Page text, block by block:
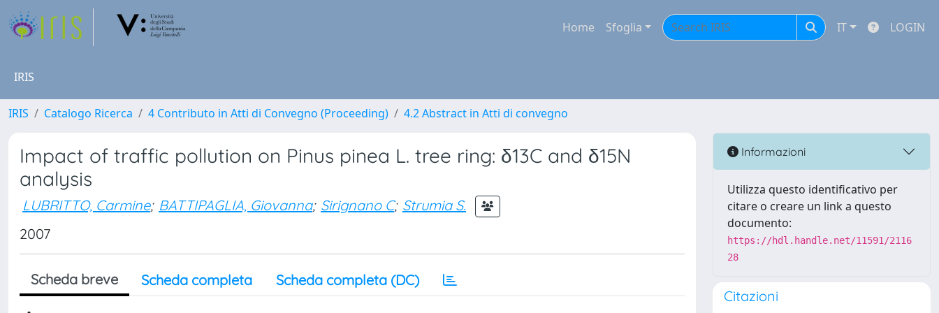
Home Sfoglia IT LOGIN
IRIS
IRIS Catalogo Ricerca 4 Contributo in Atti di Convegno (Proceeding) 4.2 Abstract in Atti di convegno
Impact of traffic pollution on Pinus pinea L. tree ring: δ13C and δ15N
analysis
LUBRITTO, Carmine; BATTIPAGLIA, Giovanna; Sirignano C; Strumia S.
2007
Scheda breve Scheda completa Scheda completa (DC)
Informazioni
Utilizza questo identificativo per
citare o creare un link a questo
documento:
https://hdl.handle.net/11591/2116
28
Citazioni